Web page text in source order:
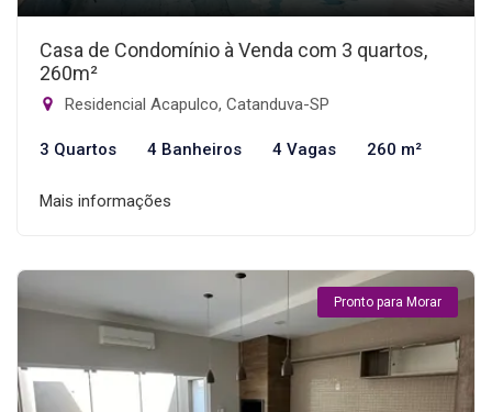
Casa de Condomínio à Venda com 3 quartos,
260m²
Residencial Acapulco, Catanduva-SP
3 Quartos 4 Banheiros 4 Vagas 260 m²
Mais informações
Pronto para Morar